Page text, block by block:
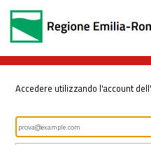
Accedere utilizzando l'account